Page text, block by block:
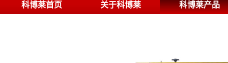
科博莱首页 关于科博莱 科博莱产品